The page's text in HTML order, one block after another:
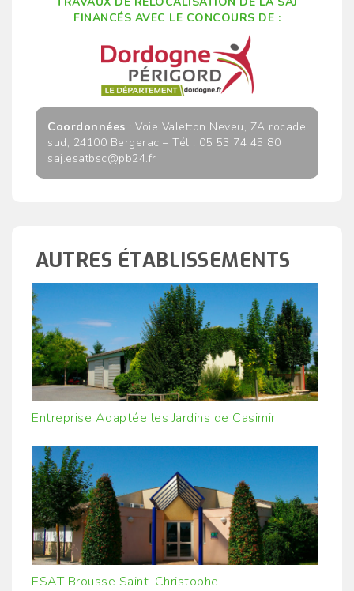
FINANCÉS AVEC LE CONCOURS DE :
Coordonnées : Voie Valetton Neveu, ZA rocade
sud, 24100 Bergerac – Tél : 05 53 74 45 80
saj.esatbsc@pb24.fr
AUTRES ÉTABLISSEMENTS
Entreprise Adaptée les Jardins de Casimir
ESAT Brousse Saint-Christophe